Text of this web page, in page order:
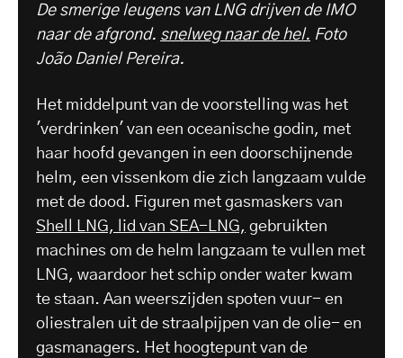
De smerige leugens van LNG drijven de IMO
naar de afgrond. snelweg naar de hel. Foto
João Daniel Pereira.
Het middelpunt van de voorstelling was het
'verdrinken' van een oceanische godin, met
haar hoofd gevangen in een doorschijnende
helm, een vissenkom die zich langzaam vulde
met de dood. Figuren met gasmaskers van
Shell LNG, lid van SEA-LNG, gebruikten
machines om de helm langzaam te vullen met
LNG, waardoor het schip onder water kwam
te staan. Aan weerszijden spoten vuur- en
oliestralen uit de straalpijpen van de olie- en
gasmanagers. Het hoogtepunt van de